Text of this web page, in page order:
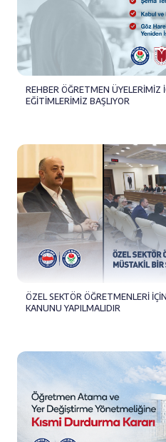
REHBER ÖĞRETMEN ÜYELERİMİZ
EĞİTİMLERİMİZ BAŞLIYOR
ÖZEL SEKTÖR ÖĞRETMENLERİ
KANUNU YAPILMALIDIR